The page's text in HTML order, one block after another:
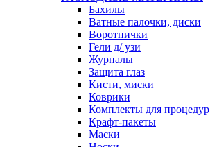
Бахилы
Ватные палочки, диски
Воротнички
Гели д/ узи
Журналы
Защита глаз
Кисти, миски
Коврики
Комплекты для процедур
Крафт-пакеты
Маски